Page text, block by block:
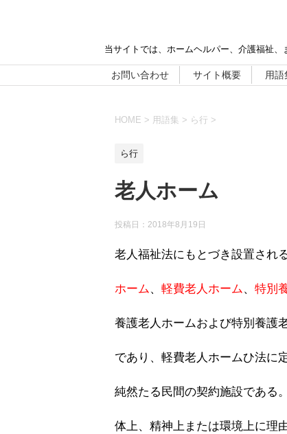
当サイトでは、ホームヘルパー、介護福祉
お問い合わせ サイト概要 用語
HOME > 用語集 > ら行 >
ら行
老人ホーム
投稿日： 2018年8月19日
老人福祉法にもとづき設置され
ホーム、 軽費老人ホーム、 特別
養護老人ホームおよび特別養護
であり、軽費老人ホームひ法に
純然たる民間の契約施設である
体上、精神上または環境上に理